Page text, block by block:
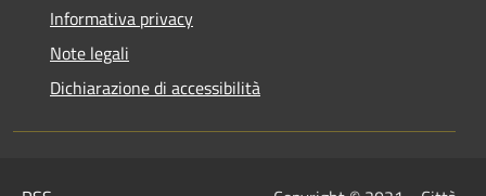
Informativa privacy
Note legali
Dichiarazione di accessibilità